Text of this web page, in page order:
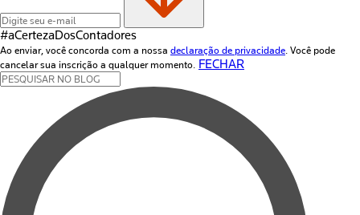
#aCertezaDosContadores
Ao enviar, você concorda com a nossa declaração de privacidade. Você pode
cancelar sua inscrição a qualquer momento. FECHAR